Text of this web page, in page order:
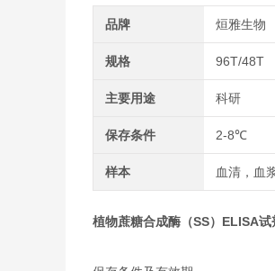
品牌 烜雅生物
规格 96T/48T
主要用途 科研
保存条件 2-8℃
样本 血清，血
植物蔗糖合成酶（SS）ELISA试